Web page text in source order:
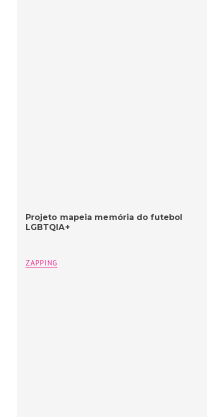
Projeto mapeia memória do futebol
LGBTQIA+
ZAPPING